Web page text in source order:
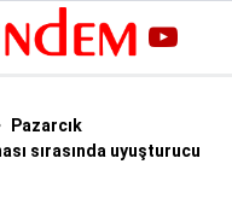
Pazarcık
sırasında uyuşturucu